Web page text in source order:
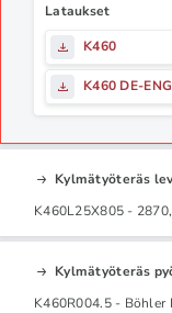
Lataukset
K460
K460 DE-ENG
Kylmätyöteräs
K460L25X805 -
Kylmätyöteräs
K460R004.5 - Böhler